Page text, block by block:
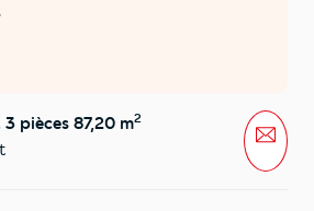
3 pièces 87,20 m2